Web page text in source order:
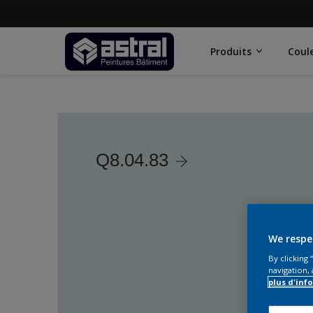
Produits
Q8.04.83
We
By clicking
navigation,
plus